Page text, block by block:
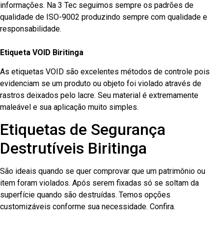
informações. Na 3 Tec seguimos sempre os padrões de
qualidade de ISO-9002 produzindo sempre com qualidade e
responsabilidade.
Etiqueta VOID Biritinga
As etiquetas VOID são excelentes métodos de controle pois
evidenciam se um produto ou objeto foi violado através de
rastros deixados pelo lacre. Seu material é extremamente
maleável e sua aplicação muito simples.
Etiquetas de Segurança
Destrutíveis Biritinga
São ideais quando se quer comprovar que um patrimônio ou
item foram violados. Após serem fixadas só se soltam da
superfície quando são destruídas. Temos opções
customizáveis conforme sua necessidade. Confira.